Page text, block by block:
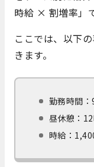
時給 × 割増率」
ここでは、以下
きます。
勤務時間
昼休憩：
時給：